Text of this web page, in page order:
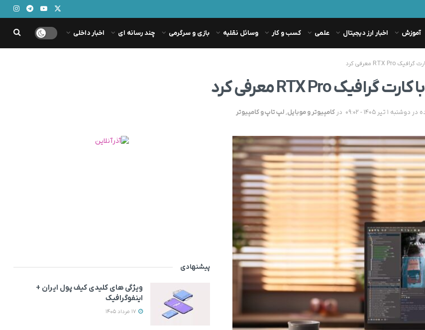
آموزش اخبار ارز دیجیتال علمی کسب و کار وسائل نقلیه بازی و سرگرمی چند رسانه ای اخبار داخلی
در کامپیوتر و موبایل,لپ تاپ و کامپیوتر
پیشنهادی
ویژگی های کلیدی کیف پول ایران +
اینفوگرافیک